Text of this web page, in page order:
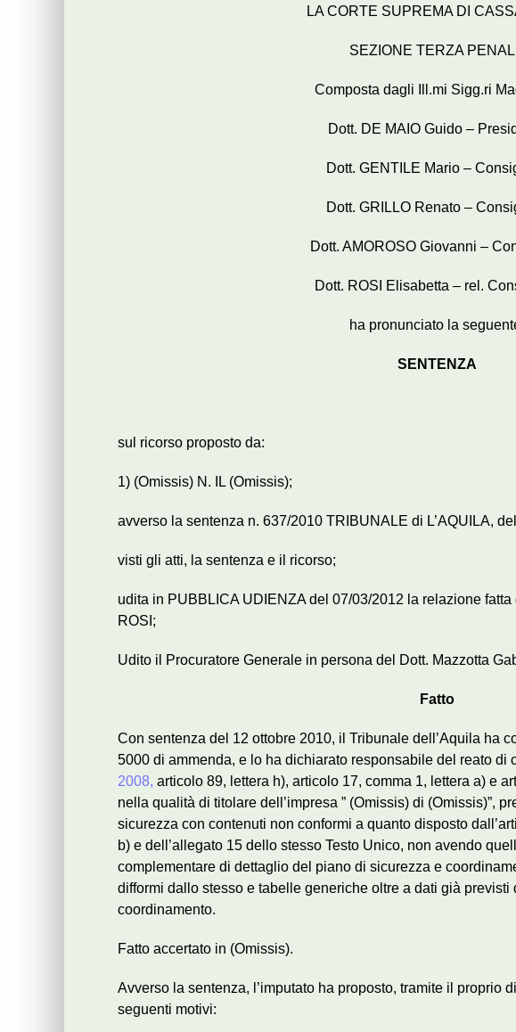
LA CORTE SUPREMA DI
SEZIONE TERZA
Composta dagli Ill.mi Sigg.ri
Dott. DE MAIO Guido –
Dott. GENTILE Mario –
Dott. GRILLO Renato –
Dott. AMOROSO Giovanni –
Dott. ROSI Elisabetta – rel.
ha pronunciato la
SENTENZA
sul ricorso proposto da:
1) (Omissis) N. IL (Omissis);
avverso la sentenza n. 637/2010 TRIBUNALE di L’AQUILA,
visti gli atti, la sentenza e il ricorso;
udita in PUBBLICA UDIENZA del 07/03/2012 la relazione
ROSI;
Udito il Procuratore Generale in persona del Dott. Mazzotta
Fatto
Con sentenza del 12 ottobre 2010, il Tribunale dell’Aquila ha
5000 di ammenda, e lo ha dichiarato responsabile del reato di
2008, articolo 89, lettera h), articolo 17, comma 1, lettera a) e
nella qualità di titolare dell’impresa ” (Omissis) di (Omissis)”,
sicurezza con contenuti non conformi a quanto disposto
b) e dell’allegato 15 dello stesso Testo Unico, non avendo
complementare di dettaglio del piano di sicurezza e
difformi dallo stesso e tabelle generiche oltre a dati già
coordinamento.
Fatto accertato in (Omissis).
Avverso la sentenza, l’imputato ha proposto, tramite il proprio
seguenti motivi: